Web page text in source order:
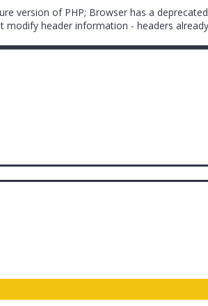
version of PHP; Browser has a
modify header information - headers